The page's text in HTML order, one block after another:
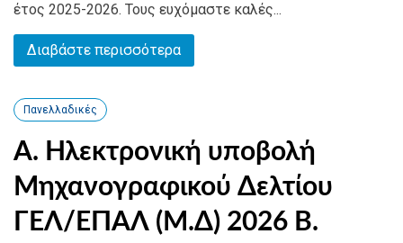
έτος 2025-2026. Τους ευχόμαστε καλές...
Διαβάστε περισσότερα
Πανελλαδικές
Α. Ηλεκτρονική υποβολή
Μηχανογραφικού Δελτίου
ΓΕΛ/ΕΠΑΛ (Μ.Δ) 2026 Β.